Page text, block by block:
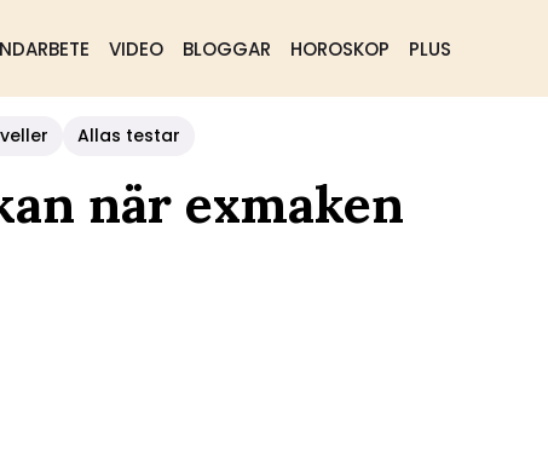
VIDEO BLOGGAR HOROSKOP PLUS
Allas testar
när exmaken